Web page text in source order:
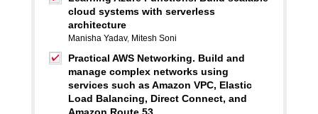
cloud systems with serverless
architecture
Manisha Yadav, Mitesh Soni
Practical AWS Networking. Build and
manage complex networks using
services such as Amazon VPC, Elastic
Load Balancing, Direct Connect, and